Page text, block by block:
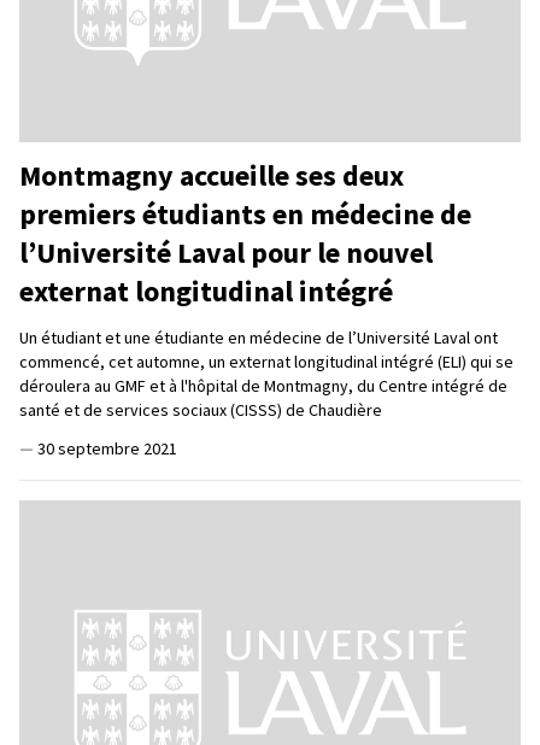
Montmagny accueille ses deux
premiers étudiants en médecine de
l’Université Laval pour le nouvel
externat longitudinal intégré
Un étudiant et une étudiante en médecine de l’Université Laval ont
commencé, cet automne, un externat longitudinal intégré (ELI) qui se
déroulera au GMF et à l'hôpital de Montmagny, du Centre intégré de
santé et de services sociaux (CISSS) de Chaudière
— 30 septembre 2021